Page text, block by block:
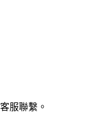
服聯繫。